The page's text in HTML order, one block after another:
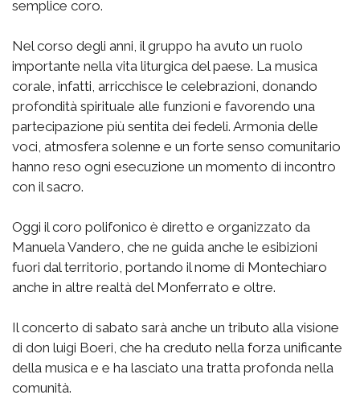
semplice coro.
Nel corso degli anni, il gruppo ha avuto un ruolo
importante nella vita liturgica del paese. La musica
corale, infatti, arricchisce le celebrazioni, donando
profondità spirituale alle funzioni e favorendo una
partecipazione più sentita dei fedeli. Armonia delle
voci, atmosfera solenne e un forte senso comunitario
hanno reso ogni esecuzione un momento di incontro
con il sacro.
Oggi il coro polifonico è diretto e organizzato da
Manuela Vandero, che ne guida anche le esibizioni
fuori dal territorio, portando il nome di Montechiaro
anche in altre realtà del Monferrato e oltre.
Il concerto di sabato sarà anche un tributo alla visione
di don luigi Boeri, che ha creduto nella forza unificante
della musica e e ha lasciato una tratta profonda nella
comunità.